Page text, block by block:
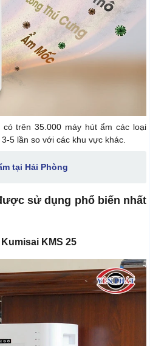
trên 35.000 máy hút ẩm các loại
5 lần so với các khu vực khác.
tại Hải Phòng
sử dụng phổ biến nhất
KMS 25